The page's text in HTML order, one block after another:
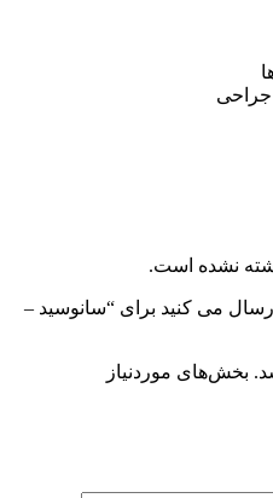
نشده است.
می کنید برای “سانوسید –
بخش‌های موردنیاز